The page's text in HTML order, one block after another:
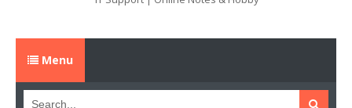
Menu